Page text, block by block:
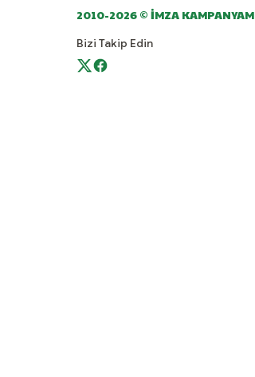
2010-2026 © İMZA KAMPANYAM
Bizi Takip Edin